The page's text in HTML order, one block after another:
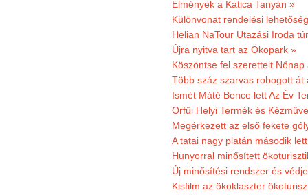
Élmények a Katica Tanyán »
Különvonat rendelési
Helian NaTour Utazási Iroda
Újra nyitva tart az Ökopark »
Köszöntse fel szeretteit
Több száz szarvas robogott át
Ismét Máté Bence lett Az Év
Orfűi Helyi Termék és
Megérkezett az első fekete
A tatai nagy platán második
Hunyorral minősített
Új minősítési rendszer és
Kisfilm az ökoklaszter